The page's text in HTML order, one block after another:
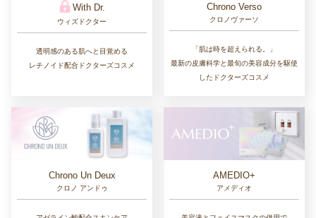
With Dr.
ウィズドクター
透明感のある肌へと目覚める
レチノイド配合ドクターズコスメ
Chrono Verso
クロノヴァーソ
「肌は時を超えられる。」
最新の皮膚科学と最旬の美容成分を駆使
したドクターズコスメ
Chrono Un Deux
クロノ アンドゥ
AMEDIO+
アメディオ